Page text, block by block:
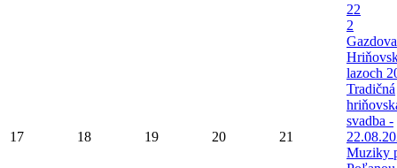
17 18 19 20 21
22
2
lazoch
Tradičná
svadba -
Muziky